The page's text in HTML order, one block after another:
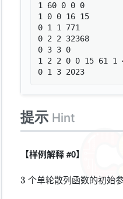
1 60 0 0 0
1 0 0 16 15
0 1 1 771
0 2 2 32368
0 3 3 0
1 2 2 0 0 15 61 1
提示 Hint
【样例解释 #0】
3
3 个单轮散列函数的初始参